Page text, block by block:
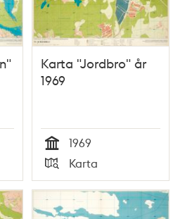
Karta "Jordbro" år
1969
Tid
1969
Typ
Karta